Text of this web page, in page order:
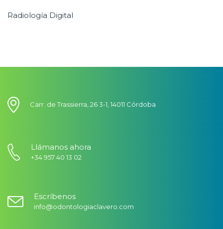
Radiología Digital
Carr. de Trassierra, 26 3-1, 14011 Córdoba
Llámanos ahora
+34 957 40 13 02
Escríbenos
info@odontologiaclavero.com